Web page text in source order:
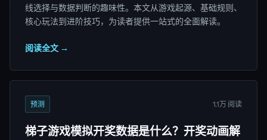
线选择与数据判断的趣味性。本文从游戏起源、基础规则、
核心玩法到进阶技巧，为读者提供一站式的全面解读。
阅读全文 →
预测 1.1万 阅读
梯子游戏模拟开奖数据是什么？开奖动画解